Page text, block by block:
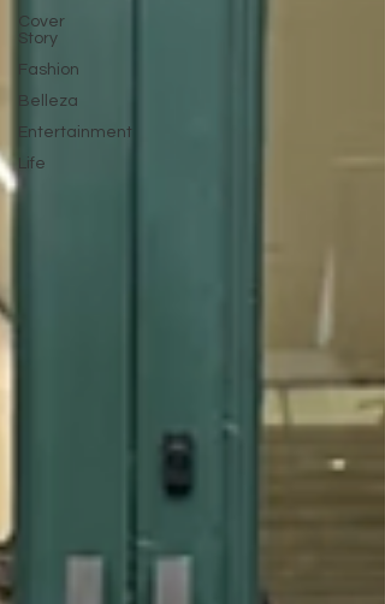
Cover
Story
Fashion
Belleza
Entertainment
Life